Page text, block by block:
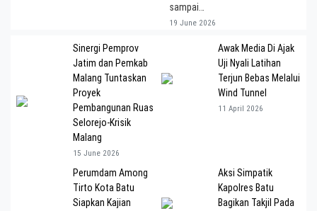
sampai…
19 June 2026
Sinergi Pemprov
Jatim dan Pemkab
Malang Tuntaskan
Proyek
Pembangunan Ruas
Selorejo-Krisik
Malang
15 June 2026
Awak Media Di Ajak
Uji Nyali Latihan
Terjun Bebas Melalui
Wind Tunnel
11 April 2026
Perumdam Among
Tirto Kota Batu
Siapkan Kajian
Aksi Simpatik
Kapolres Batu
Bagikan Takjil Pada